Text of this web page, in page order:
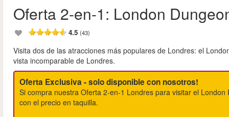
Oferta 2-en-1: London
4.5 (43)
Visita dos de las atracciones más populares de Londres: el
vista incomparable de Londres.
Oferta Exclusiva - solo disponible con nosotros!
Si compra nuestra Oferta 2-en-1 Londres para visitar el
con el precio en taquilla.